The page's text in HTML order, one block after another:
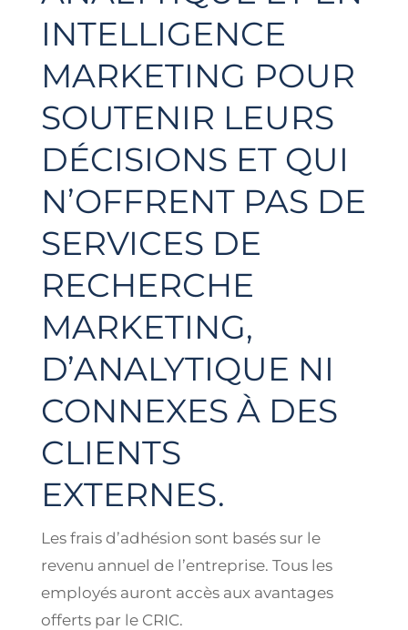
INTELLIGENCE
MARKETING POUR
SOUTENIR LEURS
DÉCISIONS ET QUI
N’OFFRENT PAS DE
SERVICES DE
RECHERCHE
MARKETING,
D’ANALYTIQUE NI
CONNEXES À DES
CLIENTS
EXTERNES.
Les frais d’adhésion sont basés sur le
revenu annuel de l’entreprise. Tous les
employés auront accès aux avantages
offerts par le CRIC.